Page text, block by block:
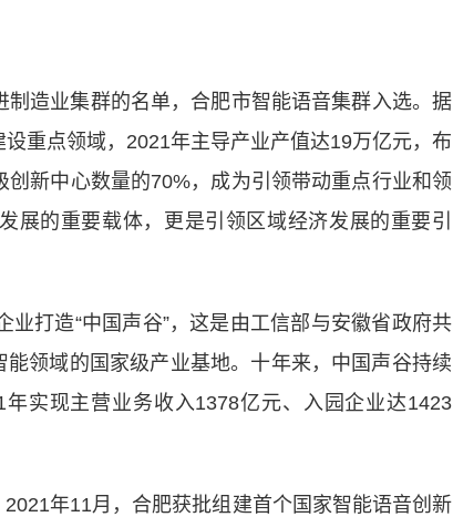
造业集群的名单，合肥市智能语音集群入选。据
重点领域，2021年主导产业产值达19万亿元，布
新中心数量的70%，成为引领带动重点行业和领
展的重要载体，更是引领区域经济发展的重要引
打造“中国声谷”，这是由工信部与安徽省政府共
领域的国家级产业基地。十年来，中国声谷持续
实现主营业务收入1378亿元、入园企业达1423
年11月，合肥获批组建首个国家智能语音创新